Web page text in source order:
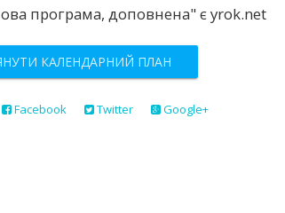
програма, доповнена" є yrok.net
КАЛЕНДАРНИЙ ПЛАН
Facebook Twitter Google+